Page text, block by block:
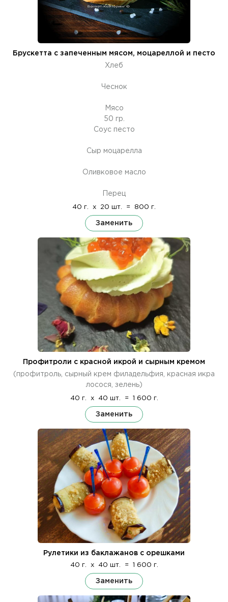
Брускетта с запеченным мясом, моцареллой и песто
Хлеб
Чеснок
Мясо
50 гр.
Соус песто
Сыр моцарелла
Оливковое масло
Перец
40 г. x 20 шт. = 800 г.
Заменить
Профитроли с красной икрой и сырным кремом
(профитроль, сырный крем филадельфия, красная икра
лосося, зелень)
40 г. x 40 шт. = 1 600 г.
Заменить
Рулетики из баклажанов с орешками
40 г. x 40 шт. = 1 600 г.
Заменить